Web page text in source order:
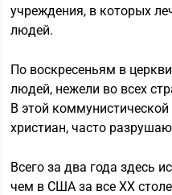
учреждения, в которых
людей.
По воскресеньям в
людей, нежели во всех
В этой
христиан, часто
Всего за два года здесь
чем в США за все ХХ